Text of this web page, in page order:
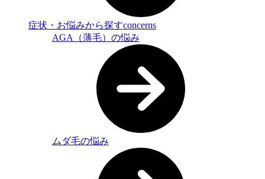
症状・お悩みから探すconcerns
AGA（薄毛）の悩み
ムダ毛の悩み